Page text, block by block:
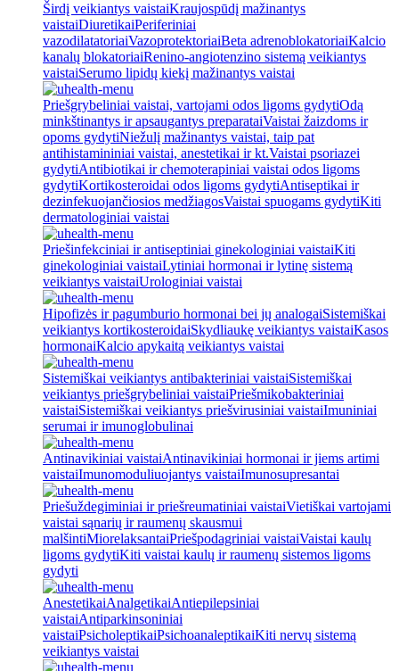
Širdį veikiantys vaistaiKraujospūdį mažinantys
vaistaiDiuretikaiPeriferiniai
vazodilatatoriaiVazoprotektoriaiBeta adrenoblokatoriaiKalcio
kanalų blokatoriaiRenino-angiotenzino sistemą veikiantys
vaistaiSerumo lipidų kiekį mažinantys vaistai
Priešgrybeliniai vaistai, vartojami odos ligoms gydytiOdą
minkštinantys ir apsaugantys preparataiVaistai žaizdoms ir
opoms gydytiNiežulį mažinantys vaistai, taip pat
antihistamininiai vaistai, anestetikai ir kt.Vaistai psoriazei
gydytiAntibiotikai ir chemoterapiniai vaistai odos ligoms
gydytiKortikosteroidai odos ligoms gydytiAntiseptikai ir
dezinfekuojančiosios medžiagosVaistai spuogams gydytiKiti
dermatologiniai vaistai
Priešinfekciniai ir antiseptiniai ginekologiniai vaistaiKiti
ginekologiniai vaistaiLytiniai hormonai ir lytinę sistemą
veikiantys vaistaiUrologiniai vaistai
Hipofizės ir pagumburio hormonai bei jų analogaiSistemiškai
veikiantys kortikosteroidaiSkydliaukę veikiantys vaistaiKasos
hormonaiKalcio apykaitą veikiantys vaistai
Sistemiškai veikiantys antibakteriniai vaistaiSistemiškai
veikiantys priešgrybeliniai vaistaiPriešmikobakteriniai
vaistaiSistemiškai veikiantys priešvirusiniai vaistaiImuniniai
serumai ir imunoglobulinai
Antinavikiniai vaistaiAntinavikiniai hormonai ir jiems artimi
vaistaiImunomoduliuojantys vaistaiImunosupresantai
Priešuždegiminiai ir priešreumatiniai vaistaiVietiškai vartojami
vaistai sąnarių ir raumenų skausmui
malšintiMiorelaksantaiPriešpodagriniai vaistaiVaistai kaulų
ligoms gydytiKiti vaistai kaulų ir raumenų sistemos ligoms
gydyti
AnestetikaiAnalgetikaiAntiepilepsiniai
vaistaiAntiparkinsoniniai
vaistaiPsicholeptikaiPsichoanaleptikaiKiti nervų sistemą
veikiantys vaistai